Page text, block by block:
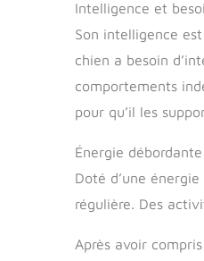
Intelligence et
Son intelligence
chien a besoin
comportements
pour qu’il les
Énergie débordante
Doté d’une
régulière. Des
Après avoir